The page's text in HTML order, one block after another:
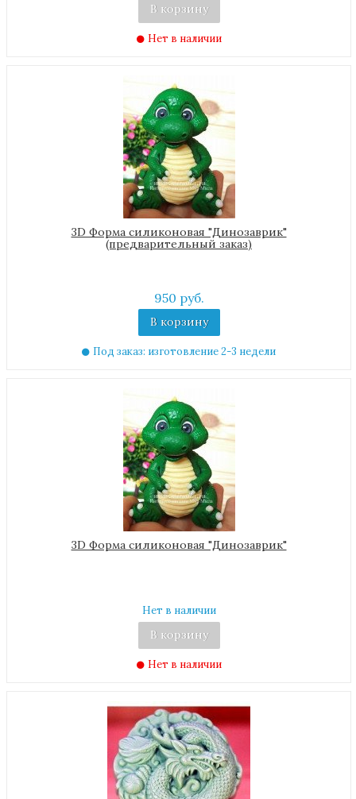
В корзину
Нет в наличии
3D Форма силиконовая "Динозаврик"
(предварительный заказ)
950 руб.
В корзину
Под заказ: изготовление 2-3 недели
3D Форма силиконовая "Динозаврик"
Нет в наличии
В корзину
Нет в наличии